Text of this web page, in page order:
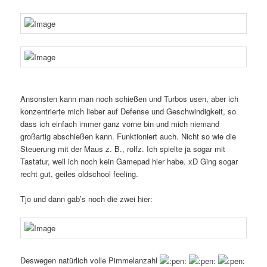
Ansonsten kann man noch schießen und Turbos usen, aber ich
konzentrierte mich lieber auf Defense und Geschwindigkeit, so
dass ich einfach immer ganz vorne bin und mich niemand
großartig abschießen kann. Funktioniert auch. Nicht so wie die
Steuerung mit der Maus z. B., rolfz. Ich spielte ja sogar mit
Tastatur, weil ich noch kein Gamepad hier habe. xD Ging sogar
recht gut, geiles oldschool feeling.
Tjo und dann gab’s noch die zwei hier:
Deswegen natürlich volle Pimmelanzahl